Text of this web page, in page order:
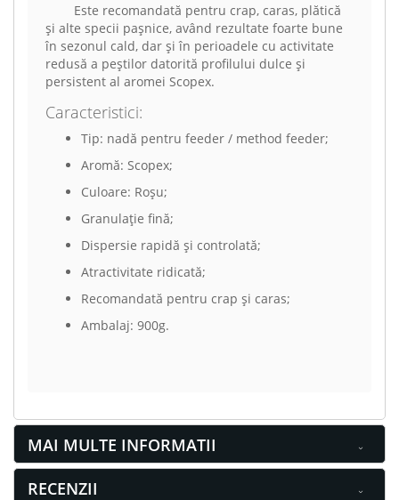
Este recomandată pentru crap, caras, plătică
și alte specii pașnice, având rezultate foarte bune
în sezonul cald, dar și în perioadele cu activitate
redusă a peștilor datorită profilului dulce și
persistent al aromei Scopex.
Caracteristici:
Tip: nadă pentru feeder / method feeder;
Aromă: Scopex;
Culoare: Roșu;
Granulație fină;
Dispersie rapidă și controlată;
Atractivitate ridicată;
Recomandată pentru crap și caras;
Ambalaj: 900g.
MAI MULTE INFORMATII
RECENZII